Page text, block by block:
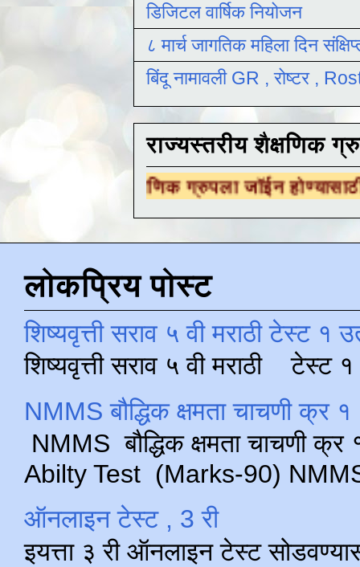
डिजिटल वार्षिक नियोजन
८ मार्च जागतिक महिला दिन
बिंदू नामावली GR , रोष्टर ,
राज्यस्तरीय शैक्षणिक
शैक्षणिक ग्रुपला जॉईन होण्यासाठीयेथे क्लिक
लोकप्रिय पोस्ट
शिष्यवृत्ती सराव ५ वी मराठी टेस्ट १
शिष्यवृत्ती सराव ५ वी मराठी टेस्ट
NMMS बौद्धिक क्षमता चाचणी क्र
NMMS बौद्धिक क्षमता चाचणी
Abilty Test (Marks-90) NMMS
ऑनलाइन टेस्ट , 3 री
इयत्ता ३ री ऑनलाइन टेस्ट